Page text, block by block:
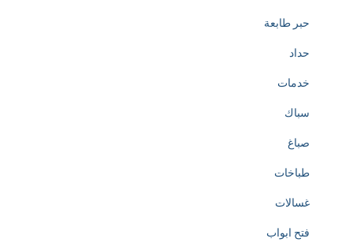
o
h
e
c
e
a
حبر طابعة
حداد
خدمات
سباك
صباغ
طباخات
غسالات
فتح ابواب